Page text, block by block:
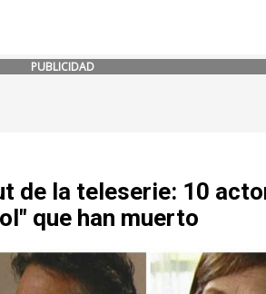
PUBLICIDAD
de la teleserie: 10
que han muerto